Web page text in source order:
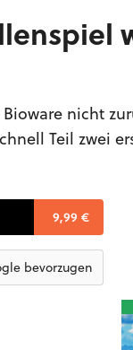
nicht
Teil zwei
9,99 €
bevorzugen